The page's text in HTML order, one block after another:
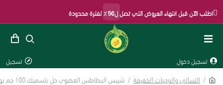
اطلب الآن قبل انتهاء العروض التي تصل ل50٪ لفترة محدودة ×
تسجيل دخول تسجيل
التسالي والوجبات الخفيفة شيبس البطاطس العضوي خل بلسميك 100 جم بوناتو